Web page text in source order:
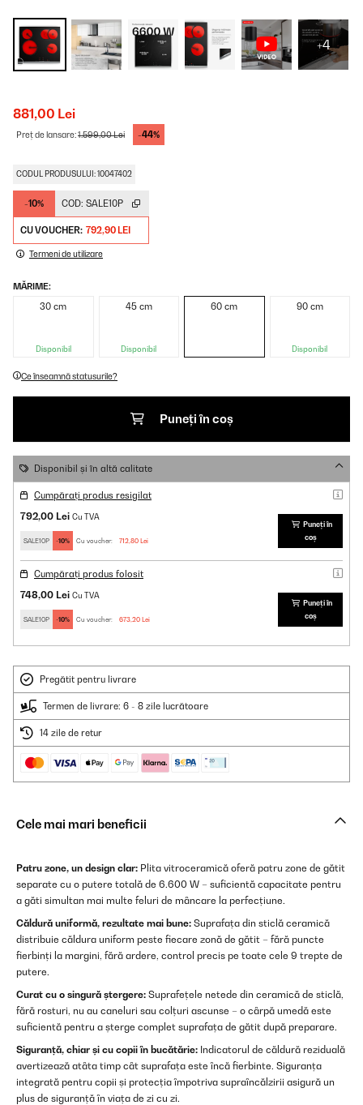
+4
881,00 Lei
Preț de lansare:1.599,00 Lei -44%
CODUL PRODUSULUI: 10047402
-10% COD: SALE10P
CU VOUCHER: 792,90 LEI
Termeni de utilizare
MĂRIME:
30 cm
Disponibil
45 cm
Disponibil
60 cm 90 cm
Disponibil
Ce înseamnă statusurile?
Puneți în coș
Disponibil și în altă calitate
Cumpărați produs resigilat
792,00 Lei Cu TVA
SALE10P -10% Cu voucher: 712,80 Lei
Puneți în
coș
Cumpărați produs folosit
748,00 Lei Cu TVA
SALE10P -10% Cu voucher: 673,20 Lei
Puneți în
coș
Pregătit pentru livrare
Termen de livrare: 6 - 8 zile lucrătoare
14 zile de retur
Cele mai mari beneficii
Patru zone, un design clar: Plita vitroceramică oferă patru zone de gătit
separate cu o putere totală de 6.600 W – suficientă capacitate pentru
a găti simultan mai multe feluri de mâncare la perfecțiune.
Căldură uniformă, rezultate mai bune: Suprafața din sticlă ceramică
distribuie căldura uniform peste fiecare zonă de gătit – fără puncte
fierbinți la margini, fără ardere, control precis pe toate cele 9 trepte de
putere.
Curat cu o singură ștergere: Suprafețele netede din ceramică de sticlă,
fără rosturi, nu au caneluri sau colțuri ascunse – o cârpă umedă este
suficientă pentru a șterge complet suprafața de gătit după preparare.
Siguranță, chiar și cu copii în bucătărie: Indicatorul de căldură reziduală
avertizează atâta timp cât suprafața este încă fierbinte. Siguranța
integrată pentru copii și protecția împotriva supraîncălzirii asigură un
plus de siguranță în viața de zi cu zi.